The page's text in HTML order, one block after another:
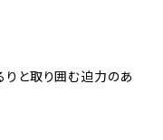
りと取り囲む迫力のあ